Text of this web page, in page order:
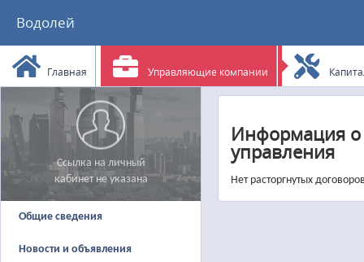
Водолей
Главная Управляющие компании
Ссылка на личный
кабинет не указана
Общие сведения
Новости и объявления
Информация о
управления
Нет расторгнутых